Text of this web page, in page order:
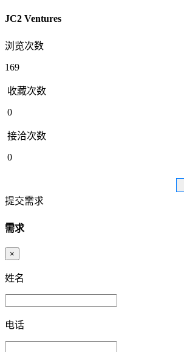
JC2 Ventures
浏览次数
169
收藏次数
0
接洽次数
0
提交需求
需求
×
姓名
电话